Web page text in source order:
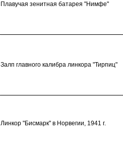
Плавучая зенитная батарея "Нимфе"
Залп главного калибра линкора "Тирпиц"
Линкор "Бисмарк" в Норвегии, 1941 г.